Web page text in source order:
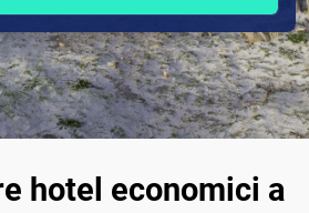
hotel economici a